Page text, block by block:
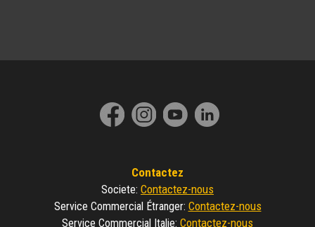
Contactez
Societe: Contactez-nous
Service Commercial Étranger: Contactez-nous
Service Commercial Italie: Contactez-nous